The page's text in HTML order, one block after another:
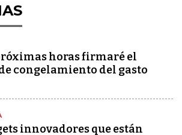
horas firmaré el
congelamiento del gasto
innovadores que están